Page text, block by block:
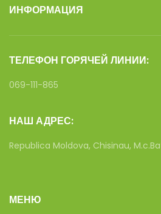
ИНФОРМАЦИЯ
ТЕЛЕФОН ГОРЯЧЕЙ ЛИНИИ:
069-111-865
НАШ АДРЕС:
Republica Moldova, Chisinau,
МЕНЮ